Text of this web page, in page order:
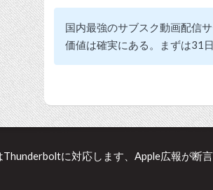
国内最強のサブスク動画配信
価値は確実にある。まずは31
Thunderboltに対応します、Apple広報が断言